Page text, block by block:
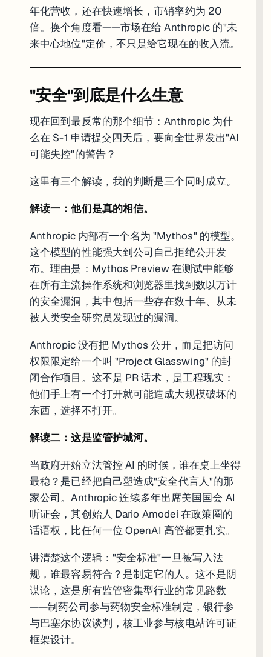
年化营收，还在快速增长，市销率约为 20
倍。换个角度看——市场在给 Anthropic 的"未
来中心地位"定价，不只是给它现在的收入流。
"安全"到底是什么生意
现在回到最反常的那个细节：Anthropic 为什
么在 S-1 申请提交四天后，要向全世界发出"AI
可能失控"的警告？
这里有三个解读，我的判断是三个同时成立。
解读一：他们是真的相信。
Anthropic 内部有一个名为 "Mythos" 的模型。
这个模型的性能强大到公司自己拒绝公开发
布。理由是：Mythos Preview 在测试中能够
在所有主流操作系统和浏览器里找到数以万计
的安全漏洞，其中包括一些存在数十年、从未
被人类安全研究员发现过的漏洞。
Anthropic 没有把 Mythos 公开，而是把访问
权限限定给一个叫 "Project Glasswing" 的封
闭合作项目。这不是 PR 话术，是工程现实：
他们手上有一个打开就可能造成大规模破坏的
东西，选择不打开。
解读二：这是监管护城河。
当政府开始立法管控 AI 的时候，谁在桌上坐得
最稳？是已经把自己塑造成"安全代言人"的那
家公司。Anthropic 连续多年出席美国国会 AI
听证会，其创始人 Dario Amodei 在政策圈的
话语权，比任何一位 OpenAI 高管都更扎实。
讲清楚这个逻辑："安全标准"一旦被写入法
规，谁最容易符合？是制定它的人。这不是阴
谋论，这是所有监管密集型行业的常见路数
——制药公司参与药物安全标准制定，银行参
与巴塞尔协议谈判，核工业参与核电站许可证
框架设计。